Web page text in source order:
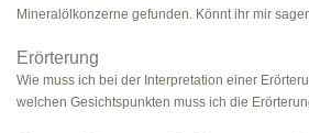
Mineralölkonzerne gefunden. Könnt ihr mir
Erörterung
Wie muss ich bei der Interpretation einer
welchen Gesichtspunkten muss ich die